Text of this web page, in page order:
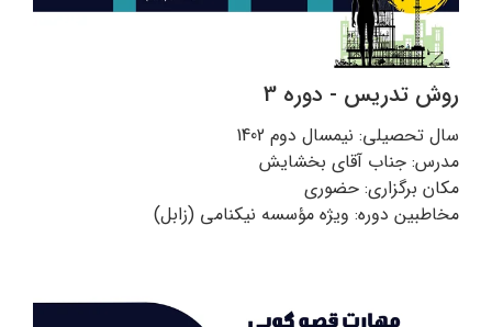
روش تدریس - دوره 3
سال تحصیلی: نیمسال دوم 1402
مدرس: جناب آقای بخشایش
مکان برگزاری: حضوری
مخاطبین دوره: ویژه مؤسسه نیکنامی (زابل)